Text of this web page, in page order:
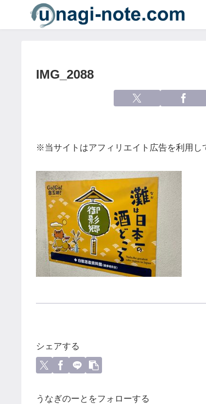
IMG_2088
※当サイトはアフィリエイト広告を利用し
シェアする
うなぎのーとをフォローする